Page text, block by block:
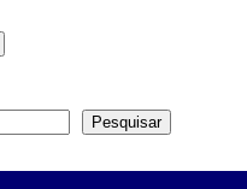
Pesquisar